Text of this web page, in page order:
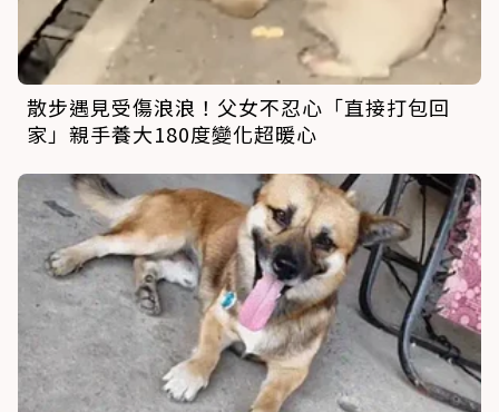
散步遇見受傷浪浪！父女不忍心「直接打包回
家」親手養大180度變化超暖心